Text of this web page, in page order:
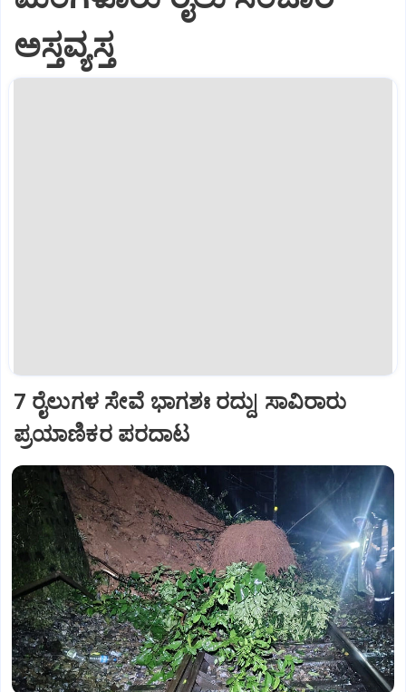
ಅಸ್ತವ್ಯಸ್ತ
7 ರೈಲುಗಳ ಸೇವೆ ಭಾಗಶಃ ರದ್ದು| ಸಾವಿರಾರು
ಪ್ರಯಾಣಿಕರ ಪರದಾಟ